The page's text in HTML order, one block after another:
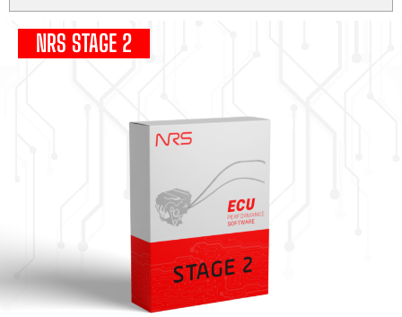
NRS STAGE 2